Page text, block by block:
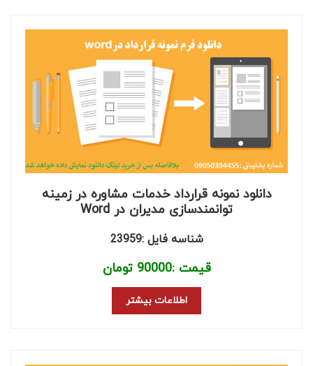
دانلود نمونه قرارداد خدمات مشاوره در زمینه
توانمندسازی مدیران در Word
شناسه فایل :23959
قیمت :90000 تومان
اطلاعات بیشتر